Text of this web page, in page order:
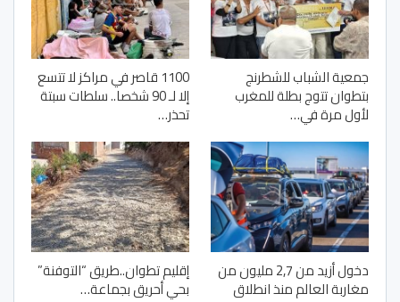
جمعية الشباب للشطرنج
بتطوان تتوج بطلة للمغرب
لأول مرة في…
1100 قاصر في مراكز لا تتسع
إلا لـ 90 شخصا.. سلطات سبتة
تحذر…
دخول أزيد من 2,7 مليون من
مغاربة العالم منذ انطلاق
إقليم تطوان..طريق “التوفنة”
بحي أحريق بجماعة…